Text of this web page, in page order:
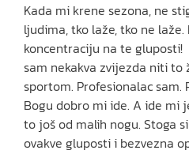
Kada mi krene sezona, ne
ljudima, tko laže, tko ne
koncentraciju na te
sam nekakva zvijezda niti to
sportom. Profesionalac sam.
Bogu dobro mi ide. A ide mi
to još od malih nogu. Stoga
ovakve gluposti i bezvezna